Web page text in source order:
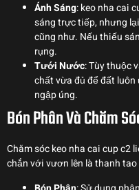
Ánh Sáng: keo nha cai
sáng trực tiếp, nhưng
cũng như. Nếu thiếu
rụng.
Tưới Nước: Tùy thuộc
chất vừa đủ để đất
ngập úng.
Bón Phân Và Chăm
Chăm sóc keo nha cai cup c2
chắn với vươn lên là thanh